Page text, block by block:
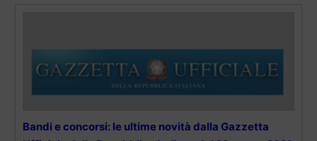
Bandi e concorsi: le ultime novità dalla Gazzetta